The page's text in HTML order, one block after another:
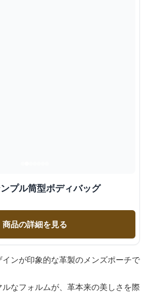
プル筒型ボディバッグ
商品の詳細を見る
ンが印象的な革製のメンズポーチで
なフォルムが、革本来の美しさを際